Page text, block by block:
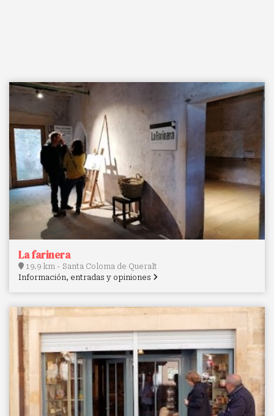
La farinera
19.9 km - Santa Coloma de Queralt
Información, entradas y opiniones